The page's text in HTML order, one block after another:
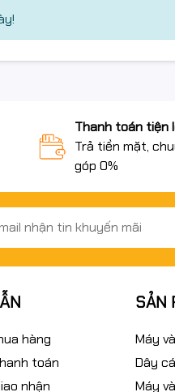
#MucInChinhHieu
Thanh toán tiện
Trả tiền mặt,
góp 0%
hàng
toán
nhận
SẢN
Máy
Dây
Máy